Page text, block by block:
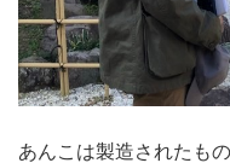
あんこは製造されたも